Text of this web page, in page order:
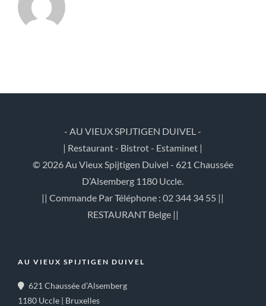
- AU VIEUX SPIJTIGEN DUIVEL -
| Restaurant - Bistrot - Estaminet |
© 2026 Au Vieux Spijtigen Duivel - 621 Chaussée
D’Alsemberg 1180 Uccle.
|| Commande Par Téléphone : 02 344 34 55 ||
RESTAURANT Belge ||
AU VIEUX SPIJTIGEN DUIVEL
621 Chaussée d’Alsemberg
1180 Uccle | Bruxelles